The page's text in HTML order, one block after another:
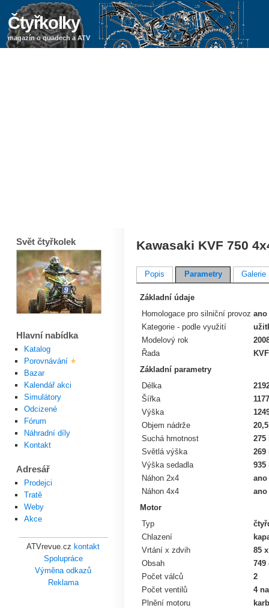
Čtyřkolky
magazín o quadech a ATV
Kawasaki KVF 750
Popis Parametry Galerie
Základní údaje
Homologace pro silniční provoz ano
Kategorie - podle využití
Modelový rok
Řada
KVF
Základní parametry
Délka
Šířka
Výška
Objem nádrže
Suchá hmotnost
275
Světlá výška
269
Výška sedadla
935
Náhon 2x4
ano
Náhon 4x4
ano
Motor
Typ
Chlazení
Vrtání x zdvih
85
Obsah
749
Počet válců
2
Počet ventilů
4
Plnění motoru
Svět čtyřkolek
Hlavní nabídka
Katalog
Porovnávání
Bazar
Kalendář akci
Simulátory
Odcizené
Fórum
Náhradní díly
Kontakt
Adresář
Prodejci
Tratě
Weby
Akce
ATVrevue.cz kontakt
Spolupráce
Výměna odkazů
Reklama